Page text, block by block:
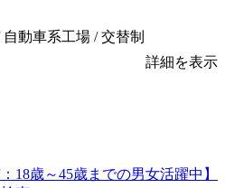
動車系工場 / 交替制
詳細を表示